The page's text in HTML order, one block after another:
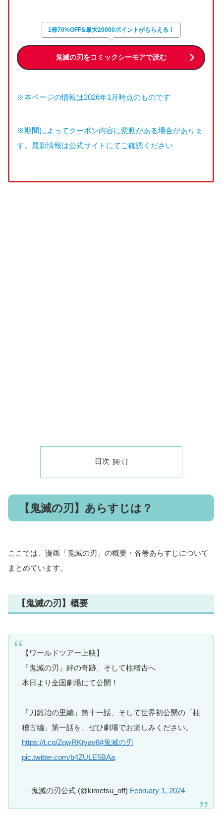
1冊70%OFF&最大20000ポイントがもらえる！
鬼滅の刃をコミックシーモアで読む
※本ページの情報は2026年1月時点のものです
※期間によってクーポン内容に変動がある場合がありま
す。最新情報は公式サイトにてご確認ください
目次
【鬼滅の刃】あらすじは？
ここでは、漫画「鬼滅の刃」の概要・各巻あらすじについて
まとめています。
【鬼滅の刃】概要
【ワールドツアー上映】
「鬼滅の刃」絆の奇跡、そして柱稽古へ
本日より全国劇場にて公開！
「刀鍛冶の里編」第十一話、そして世界初公開の「柱
稽古編」第一話を、ぜひ劇場でお楽しみください。
https://t.co/ZqwRKtyav8#鬼滅の刃
pic.twitter.com/b4ZULE5BAa
— 鬼滅の刃公式 (@kimetsu_off) February 1, 2024